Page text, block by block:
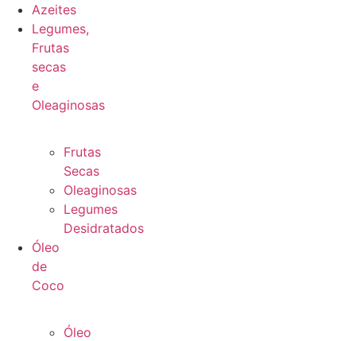
Azeites
Legumes,
Frutas
secas
e
Oleaginosas
Frutas
Secas
Oleaginosas
Legumes
Desidratados
Óleo
de
Coco
Óleo